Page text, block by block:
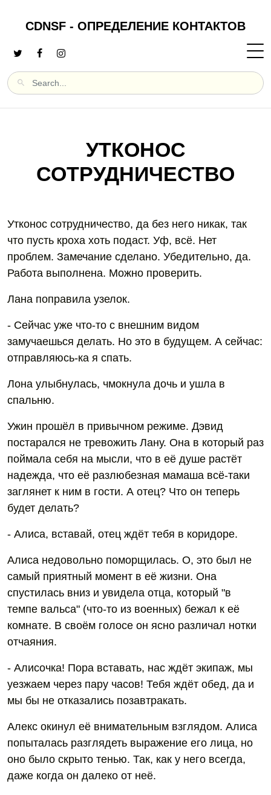
CDNSF - ОПРЕДЕЛЕНИЕ КОНТАКТОВ
УТКОНОС
СОТРУДНИЧЕСТВО
Утконос сотрудничество, да без него никак, так
что пусть кроха хоть подаст. Уф, всё. Нет
проблем. Замечание сделано. Убедительно, да.
Работа выполнена. Можно проверить.
Лана поправила узелок.
- Сейчас уже что-то с внешним видом
замучаешься делать. Но это в будущем. А сейчас:
отправляюсь-ка я спать.
Лона улыбнулась, чмокнула дочь и ушла в
спальню.
Ужин прошёл в привычном режиме. Дэвид
постарался не тревожить Лану. Она в который раз
поймала себя на мысли, что в её душе растёт
надежда, что её разлюбезная мамаша всё-таки
заглянет к ним в гости. А отец? Что он теперь
будет делать?
- Алиса, вставай, отец ждёт тебя в коридоре.
Алиса недовольно поморщилась. О, это был не
самый приятный момент в её жизни. Она
спустилась вниз и увидела отца, который "в
темпе вальса" (что-то из военных) бежал к её
комнате. В своём голосе он ясно различал нотки
отчаяния.
- Алисочка! Пора вставать, нас ждёт экипаж, мы
уезжаем через пару часов! Тебя ждёт обед, да и
мы бы не отказались позавтракать.
Алекс окинул её внимательным взглядом. Алиса
попыталась разглядеть выражение его лица, но
оно было скрыто тенью. Так, как у него всегда,
даже когда он далеко от неё.